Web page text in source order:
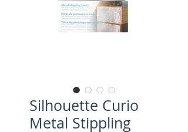
Silhouette Curio
Metal Stippling